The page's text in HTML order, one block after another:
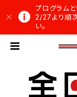
プログラム
2/27より順
い。